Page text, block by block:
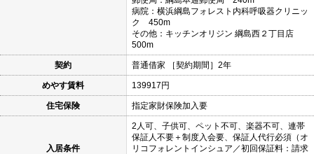
病院：横浜綱島フォレスト内科呼吸器クリニッ
ク 450m
その他：キッチンオリジン 綱島西２丁目店
500m
契約 普通借家 ［契約期間］2年
めやす賃料 139917円
住宅保険 指定家財保険加入要
入居条件
2人可、子供可、ペット不可、楽器不可、連帯
保証人不要＋制度入会要、保証人代行必須（オ
リコフォレントインシュア／初回保証料：請求